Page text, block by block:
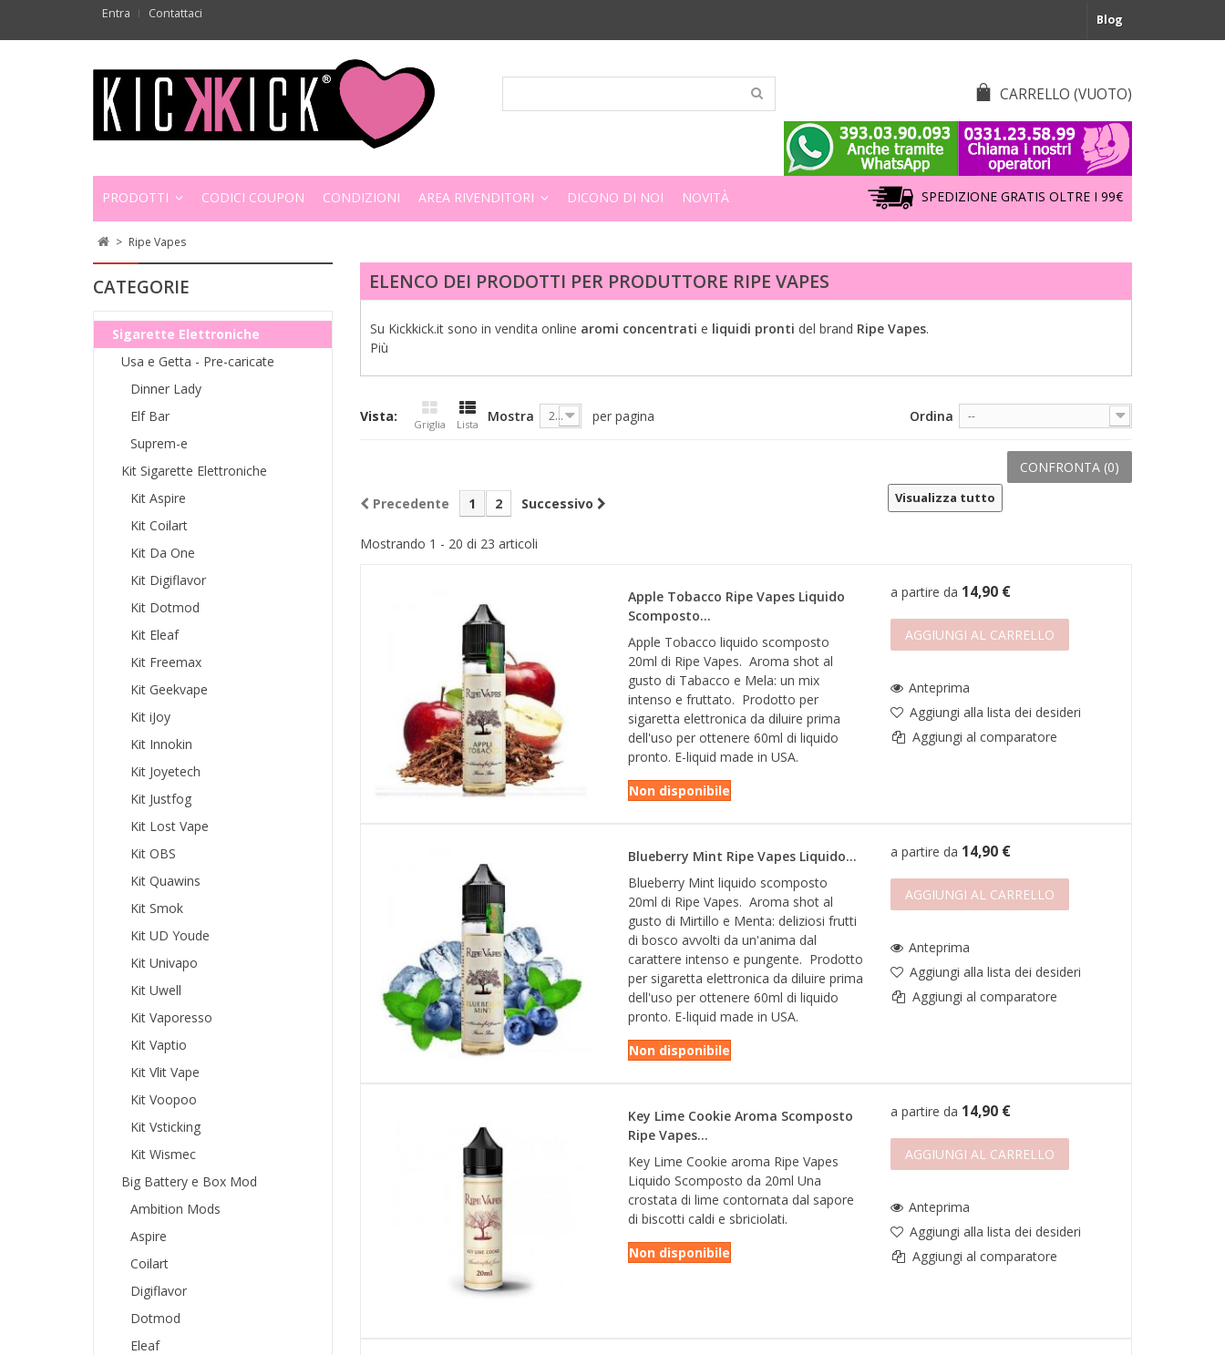
Entra Contattaci Blog
CARRELLO (VUOTO)
PRODOTTI CODICI COUPON CONDIZIONI AREA RIVENDITORI DICONO DI NOI NOVITÀ SPEDIZIONE GRATIS OLTRE I 99€
> Ripe Vapes
CATEGORIE
Sigarette Elettroniche
Usa e Getta - Pre-caricate
Dinner Lady
Elf Bar
Suprem-e
Kit Sigarette Elettroniche
Kit Aspire
Kit Coilart
Kit Da One
Kit Digiflavor
Kit Dotmod
Kit Eleaf
Kit Freemax
Kit Geekvape
Kit iJoy
Kit Innokin
Kit Joyetech
Kit Justfog
Kit Lost Vape
Kit OBS
Kit Quawins
Kit Smok
Kit UD Youde
Kit Univapo
Kit Uwell
Kit Vaporesso
Kit Vaptio
Kit Vlit Vape
Kit Voopoo
Kit Vsticking
Kit Wismec
Big Battery e Box Mod
Ambition Mods
Aspire
Coilart
Digiflavor
Dotmod
Eleaf
ELENCO DEI PRODOTTI PER PRODUTTORE RIPE VAPES
Su Kickkick.it sono in vendita online aromi concentrati e liquidi pronti del brand Ripe Vapes.
Più
Vista: Griglia Lista Ordina --
Mostra 20 per pagina
CONFRONTA (0)
Visualizza tutto
Precedente 1 2 Successivo
Mostrando 1 - 20 di 23 articoli
Apple Tobacco Ripe Vapes Liquido
Scomposto...
Apple Tobacco liquido scomposto
20ml di Ripe Vapes. Aroma shot al
gusto di Tabacco e Mela: un mix
intenso e fruttato. Prodotto per
sigaretta elettronica da diluire prima
dell'uso per ottenere 60ml di liquido
pronto. E-liquid made in USA.
Non disponibile
a partire da 14,90 €
AGGIUNGI AL CARRELLO
Anteprima
Aggiungi alla lista dei desideri
Aggiungi al comparatore
Blueberry Mint Ripe Vapes Liquido...
Blueberry Mint liquido scomposto
20ml di Ripe Vapes. Aroma shot al
gusto di Mirtillo e Menta: deliziosi frutti
di bosco avvolti da un'anima dal
carattere intenso e pungente. Prodotto
per sigaretta elettronica da diluire prima
dell'uso per ottenere 60ml di liquido
pronto. E-liquid made in USA.
Non disponibile
a partire da 14,90 €
AGGIUNGI AL CARRELLO
Anteprima
Aggiungi alla lista dei desideri
Aggiungi al comparatore
Key Lime Cookie Aroma Scomposto
Ripe Vapes...
Key Lime Cookie aroma Ripe Vapes
Liquido Scomposto da 20ml Una
crostata di lime contornata dal sapore
di biscotti caldi e sbriciolati.
Non disponibile
a partire da 14,90 €
AGGIUNGI AL CARRELLO
Anteprima
Aggiungi alla lista dei desideri
Aggiungi al comparatore